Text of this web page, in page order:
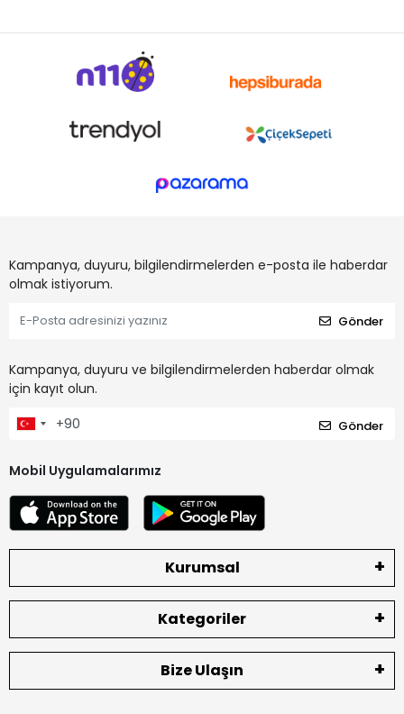
Kampanya, duyuru, bilgilendirmelerden e-posta ile haberdar
olmak istiyorum.
Gönder
Kampanya, duyuru ve bilgilendirmelerden haberdar olmak
için kayıt olun.
Gönder
Mobil Uygulamalarımız
Kurumsal
Kategoriler
Bize Ulaşın